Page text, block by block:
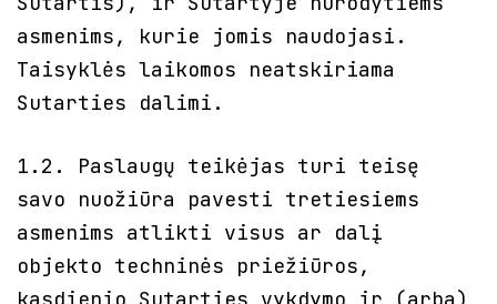
asmenims, kurie jomis naudojasi.
Taisyklės laikomos neatskiriama
Sutarties dalimi.
1.2. Paslaugų teikėjas turi teisę
savo nuožiūra pavesti tretiesiems
asmenims atlikti visus ar dalį
objekto techninės priežiūros,